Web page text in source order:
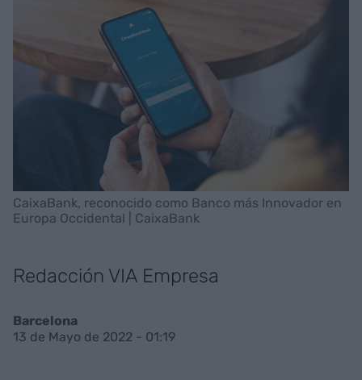
CaixaBank, reconocido como Banco más Innovador en
Europa Occidental | CaixaBank
Redacción VIA Empresa
Barcelona
13 de Mayo de 2022 - 01:19